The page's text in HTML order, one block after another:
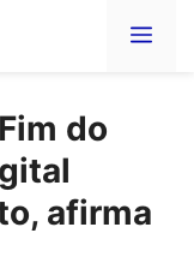
do
afirma